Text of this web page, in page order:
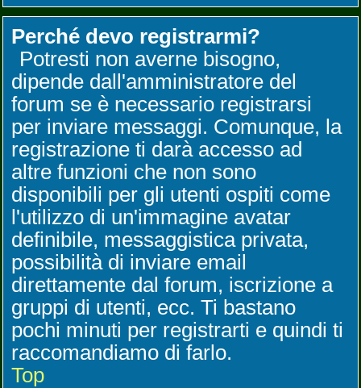
Perché devo registrarmi?
Potresti non averne bisogno,
dipende dall'amministratore del
forum se è necessario registrarsi
per inviare messaggi. Comunque, la
registrazione ti darà accesso ad
altre funzioni che non sono
disponibili per gli utenti ospiti come
l'utilizzo di un'immagine avatar
definibile, messaggistica privata,
possibilità di inviare email
direttamente dal forum, iscrizione a
gruppi di utenti, ecc. Ti bastano
pochi minuti per registrarti e quindi ti
raccomandiamo di farlo.
Top